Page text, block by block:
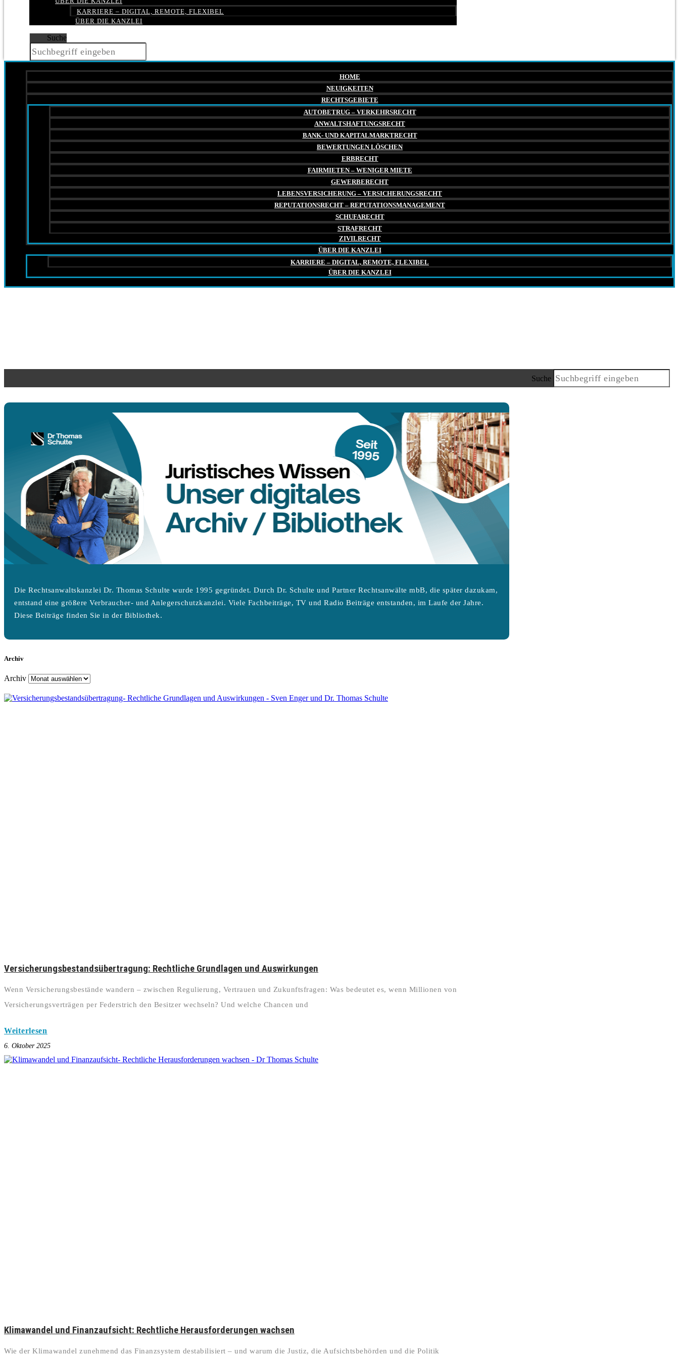
KARRIERE – DIGITAL, REMOTE, FLEXIBEL
ÜBER DIE KANZLEI
Suche
HOME
NEUIGKEITEN
RECHTSGEBIETE
AUTOBETRUG – VERKEHRSRECHT
ANWALTSHAFTUNGSRECHT
BANK- UND KAPITALMARKTRECHT
BEWERTUNGEN LÖSCHEN
ERBRECHT
FAIRMIETEN – WENIGER MIETE
GEWERBERECHT
LEBENSVERSICHERUNG – VERSICHERUNGSRECHT
REPUTATIONSRECHT – REPUTATIONSMANAGEMENT
SCHUFARECHT
STRAFRECHT
ZIVILRECHT
ÜBER DIE KANZLEI
KARRIERE – DIGITAL, REMOTE, FLEXIBEL
ÜBER DIE KANZLEI
Suche
Die Rechtsanwaltskanzlei Dr. Thomas Schulte wurde 1995 gegründet. Durch Dr. Schulte und Partner Rechtsanwälte mbB, die später dazukam,
entstand eine größere Verbraucher- und Anlegerschutzkanzlei. Viele Fachbeiträge, TV und Radio Beiträge entstanden, im Laufe der Jahre.
Diese Beiträge finden Sie in der Bibliothek.
Archiv
Archiv
Versicherungsbestandsübertragung: Rechtliche Grundlagen und Auswirkungen
Wenn Versicherungsbestände wandern – zwischen Regulierung, Vertrauen und Zukunftsfragen: Was bedeutet es, wenn Millionen von
Versicherungsverträgen per Federstrich den Besitzer wechseln? Und welche Chancen und
Weiterlesen
6. Oktober 2025
Klimawandel und Finanzaufsicht: Rechtliche Herausforderungen wachsen
Wie der Klimawandel zunehmend das Finanzsystem destabilisiert – und warum die Justiz, die Aufsichtsbehörden und die Politik